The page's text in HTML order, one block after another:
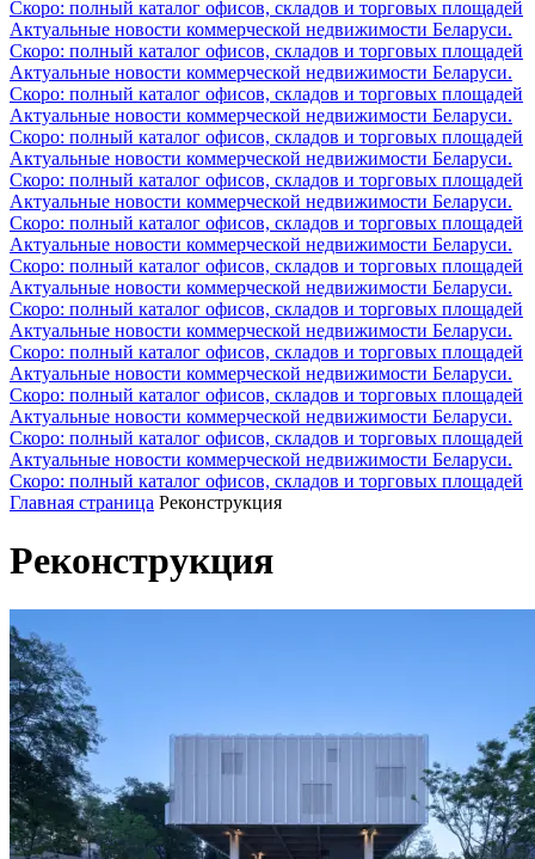
Скоро: полный каталог офисов, складов и торговых площадей
Актуальные новости коммерческой недвижимости Беларуси.
Скоро: полный каталог офисов, складов и торговых площадей
Актуальные новости коммерческой недвижимости Беларуси.
Скоро: полный каталог офисов, складов и торговых площадей
Актуальные новости коммерческой недвижимости Беларуси.
Скоро: полный каталог офисов, складов и торговых площадей
Актуальные новости коммерческой недвижимости Беларуси.
Скоро: полный каталог офисов, складов и торговых площадей
Актуальные новости коммерческой недвижимости Беларуси.
Скоро: полный каталог офисов, складов и торговых площадей
Актуальные новости коммерческой недвижимости Беларуси.
Скоро: полный каталог офисов, складов и торговых площадей
Актуальные новости коммерческой недвижимости Беларуси.
Скоро: полный каталог офисов, складов и торговых площадей
Актуальные новости коммерческой недвижимости Беларуси.
Скоро: полный каталог офисов, складов и торговых площадей
Актуальные новости коммерческой недвижимости Беларуси.
Скоро: полный каталог офисов, складов и торговых площадей
Актуальные новости коммерческой недвижимости Беларуси.
Скоро: полный каталог офисов, складов и торговых площадей
Актуальные новости коммерческой недвижимости Беларуси.
Скоро: полный каталог офисов, складов и торговых площадей
Главная страница Реконструкция
Реконструкция